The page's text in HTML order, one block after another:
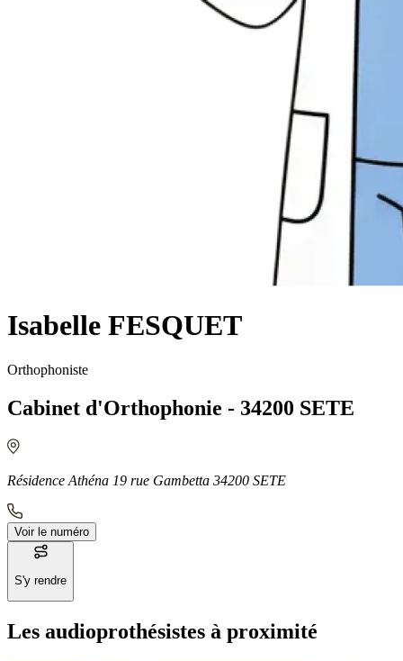
Isabelle FESQUET
Orthophoniste
Cabinet d'Orthophonie - 34200 SETE
Résidence Athéna 19 rue Gambetta 34200 SETE
Voir le numéro
S'y rendre
Les audioprothésistes à proximité